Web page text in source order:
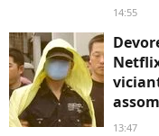
14:55
13:47